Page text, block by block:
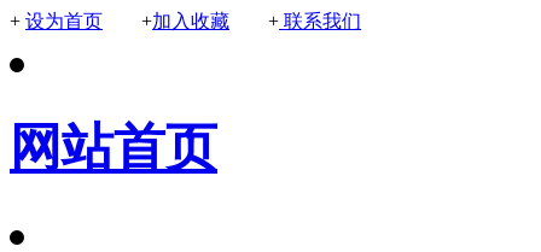
+ 设为首页 +加入收藏 + 联系我们
网站首页